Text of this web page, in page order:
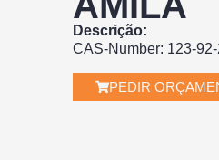
Descrição:
CAS-Number: 123-92-
PEDIR